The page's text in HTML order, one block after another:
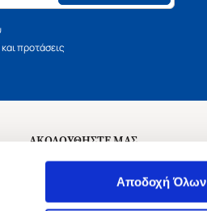
Αποδοχή Όλων
προτάσεις
ΑΚΟΛΟΥΘΗΣΤΕ ΜΑΣ